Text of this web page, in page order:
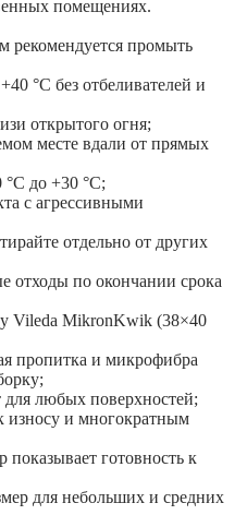
помещениях.
рекомендуется промыть
°C без отбеливателей и
открытого огня;
месте вдали от прямых
°C до +30 °C;
с агрессивными
отдельно от других
отходы по окончании срока
Vileda MikronKwik (38×40
пропитка и микрофибра
для любых поверхностей;
износу и многократным
готовность к
для небольших и средних